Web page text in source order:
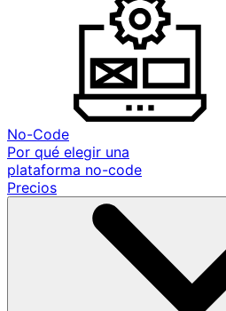
No-Code
Por qué elegir una
plataforma no-code
Precios